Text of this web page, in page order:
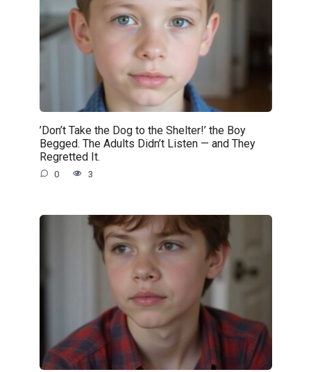
’Don’t Take the Dog to the Shelter!’ the Boy
Begged. The Adults Didn’t Listen — and They
Regretted It.
0 3